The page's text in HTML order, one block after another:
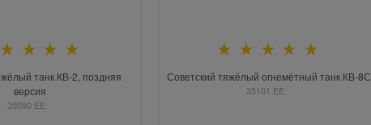
танк КВ-2, поздняя
версия
35090 EE
Советский тяжёлый огнемётный танк КВ-8С
35101 EE